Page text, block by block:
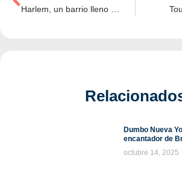
Dumbo Nueva
encantador de
octubre 14, 2025